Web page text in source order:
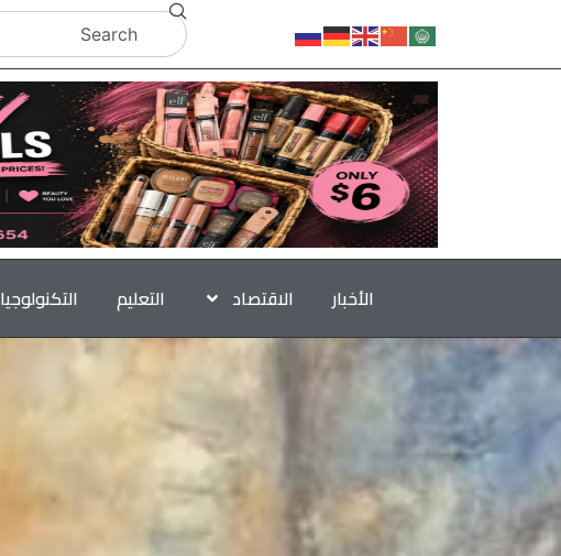
الأخبار الاقتصاد التعليم التكنولوجيا